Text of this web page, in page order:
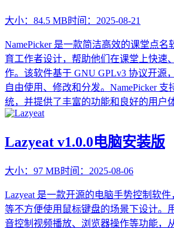
大小： 84.5 MB时间： 2025-08-21
NamePicker 是一款简洁高效的课堂点
育工作者设计，帮助他们在课堂上快速
作。该软件基于 GNU GPLv3 协议开源
自由使用、修改和分发。NamePicker 支
统，并提供了丰富的功能和良好的用户
Lazyeat v1.0.0电脑安装版
大小： 97 MB时间： 2025-08-06
Lazyeat 是一款开源的电脑手势控制软
等不方便使用鼠标键盘的场景下设计。
音控制视频播放、浏览器操作等功能，